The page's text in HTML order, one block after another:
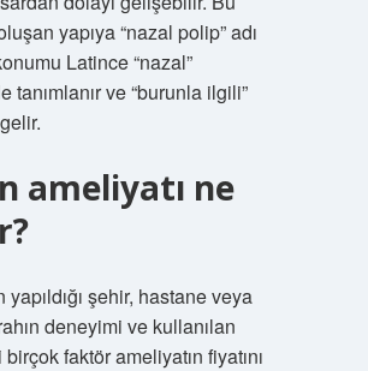
yapıya “nazal polip” adı
Latince “nazal”
tanımlanır ve “burunla ilgili”
ameliyatı ne
yapıldığı şehir, hastane veya
deneyimi ve kullanılan
faktör ameliyatın fiyatını